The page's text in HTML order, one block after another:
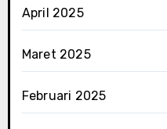
April 2025
Maret 2025
Februari 2025